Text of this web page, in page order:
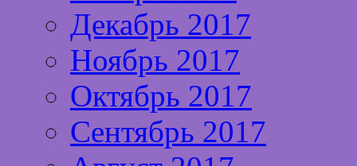
Декабрь 2017
Ноябрь 2017
Октябрь 2017
Сентябрь 2017